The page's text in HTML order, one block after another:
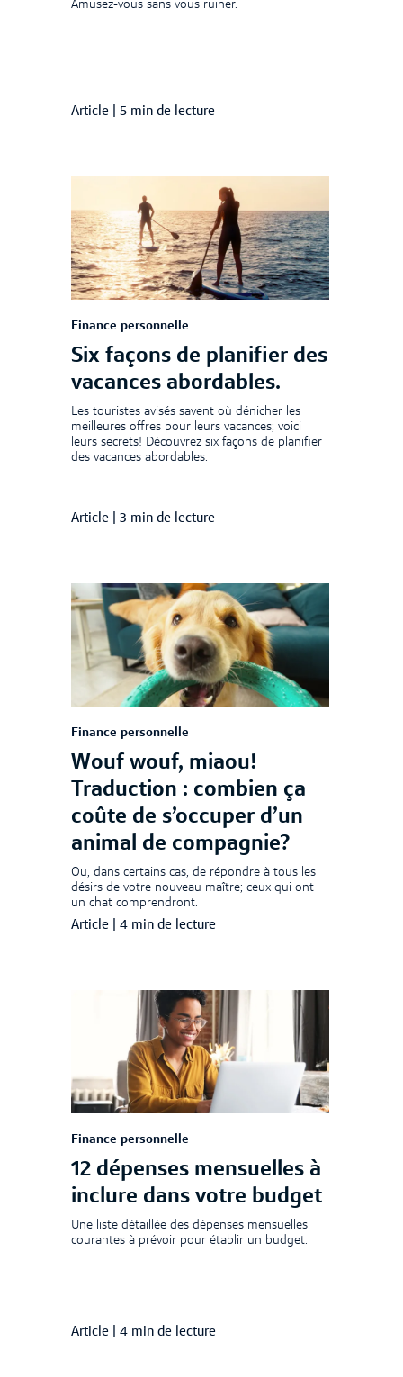
Amusez-vous sans vous ruiner.
Article 5 min de lecture
Finance personnelle
Six façons de planifier des
vacances abordables.
Les touristes avisés savent où dénicher les
meilleures offres pour leurs vacances; voici
leurs secrets! Découvrez six façons de planifier
des vacances abordables.
Article 3 min de lecture
Finance personnelle
Wouf wouf, miaou!
Traduction : combien ça
coûte de s’occuper d’un
animal de compagnie?
Ou, dans certains cas, de répondre à tous les
désirs de votre nouveau maître; ceux qui ont
un chat comprendront.
Article 4 min de lecture
Finance personnelle
12 dépenses mensuelles à
inclure dans votre budget
Une liste détaillée des dépenses mensuelles
courantes à prévoir pour établir un budget.
Article 4 min de lecture